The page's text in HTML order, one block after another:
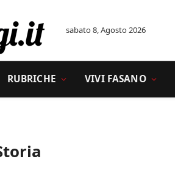
sabato 8, Agosto 2026
RUBRICHE VIVI FASANO